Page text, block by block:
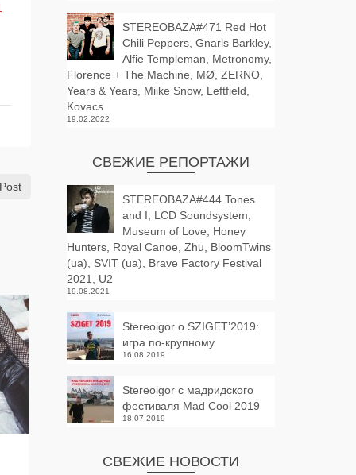
27.10.2016
STEREOBAZA#471 Red Hot
Chili Peppers, Gnarls Barkley,
Alfie Templeman, Metronomy,
Florence + The Machine, MØ, ZERNO,
Years & Years, Miike Snow, Leftfield,
Kovacs
19.02.2022
СВЕЖИЕ РЕПОРТАЖИ
STEREOBAZA#444 Tones
and I, LCD Soundsystem,
Museum of Love, Honey
Hunters, Royal Canoe, Zhu, BloomTwins
(ua), SVIT (ua), Brave Factory Festival
2021, U2
19.08.2021
Stereoigor о SZIGET’2019:
игра по-крупному
16.08.2019
Stereoigor с мадридского
фестиваля Mad Cool 2019
18.07.2019
СВЕЖИЕ НОВОСТИ